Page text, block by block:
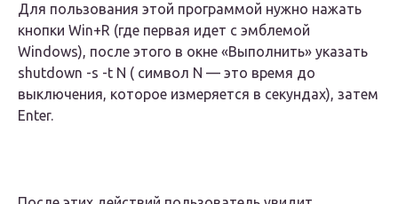
Для пользования этой программой нужно нажать
кнопки Win+R (где первая идет с эмблемой
Windows), после этого в окне «Выполнить» указать
shutdown -s -t N ( символ N — это время до
выключения, которое измеряется в секундах), затем
Enter.